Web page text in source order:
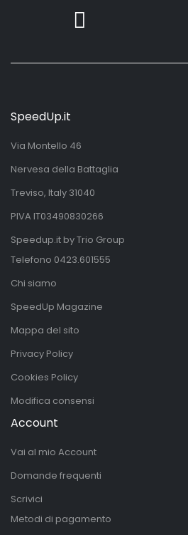
SpeedUp.it
Via Montello 46
Nervesa della Battaglia
Treviso, Italy 31040
PIVA IT03490830266
Speedup.it by Trio Group
Telefono 0423.601555
Chi siamo
SpeedUp Magazine
Mappa del sito
Privacy Policy
Cookies Policy
Modifica consensi
Account
Vai al mio Account
Domande frequenti
Scrivici
Metodi di pagamento